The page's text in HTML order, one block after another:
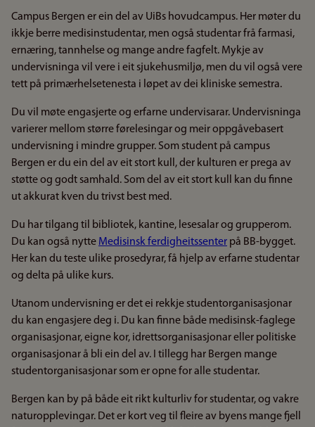
Campus Bergen er ein del av UiBs hovudcampus. Her møter du
ikkje berre medisinstudentar, men også studentar frå farmasi,
ernæring, tannhelse og mange andre fagfelt. Mykje av
undervisninga vil vere i eit sjukehusmiljø, men du vil også vere
tett på primærhelsetenesta i løpet av dei kliniske semestra.
Du vil møte engasjerte og erfarne undervisarar. Undervisninga
varierer mellom større førelesingar og meir oppgåvebasert
undervisning i mindre grupper. Som student på campus
Bergen er du ein del av eit stort kull, der kulturen er prega av
støtte og godt samhald. Som del av eit stort kull kan du finne
ut akkurat kven du trivst best med.
Du har tilgang til bibliotek, kantine, lesesalar og grupperom.
Du kan også nytte Medisinsk ferdigheitssenter på BB-bygget.
Her kan du teste ulike prosedyrar, få hjelp av erfarne studentar
og delta på ulike kurs.
Utanom undervisning er det ei rekkje studentorganisasjonar
du kan engasjere deg i. Du kan finne både medisinsk-faglege
organisasjonar, eigne kor, idrettsorganisasjonar eller politiske
organisasjonar å bli ein del av. I tillegg har Bergen mange
studentorganisasjonar som er opne for alle studentar.
Bergen kan by på både eit rikt kulturliv for studentar, og vakre
naturopplevingar. Det er kort veg til fleire av byens mange fjell